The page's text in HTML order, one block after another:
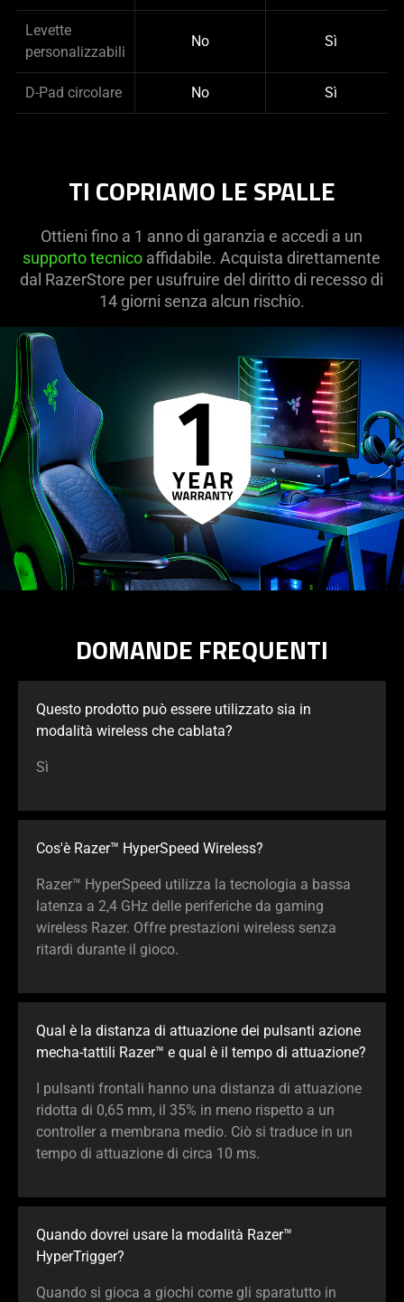
Levette
personalizzabili
No Sì
D-Pad circolare No Sì
TI COPRIAMO LE SPALLE
Ottieni fino a 1 anno di garanzia e accedi a un
supporto tecnico affidabile. Acquista direttamente
dal RazerStore per usufruire del diritto di recesso di
14 giorni senza alcun rischio.
DOMANDE FREQUENTI
Questo prodotto può essere utilizzato sia in
modalità wireless che cablata?
Sì
Cos'è Razer™ HyperSpeed Wireless?
Razer™ HyperSpeed utilizza la tecnologia a bassa
latenza a 2,4 GHz delle periferiche da gaming
wireless Razer. Offre prestazioni wireless senza
ritardi durante il gioco.
Qual è la distanza di attuazione dei pulsanti azione
mecha-tattili Razer™ e qual è il tempo di attuazione?
I pulsanti frontali hanno una distanza di attuazione
ridotta di 0,65 mm, il 35% in meno rispetto a un
controller a membrana medio. Ciò si traduce in un
tempo di attuazione di circa 10 ms.
Quando dovrei usare la modalità Razer™
HyperTrigger?
Quando si gioca a giochi come gli sparatutto in